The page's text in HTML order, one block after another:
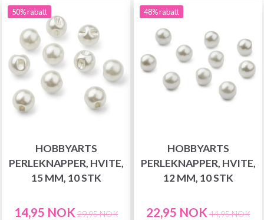
50% rabatt
HOBBYARTS
PERLEKNAPPER, HVITE,
15 MM, 10 STK
14,95 NOK 29,95 NOK
48% rabatt
HOBBYARTS
PERLEKNAPPER, HVITE,
12 MM, 10 STK
22,95 NOK 44,95 NOK